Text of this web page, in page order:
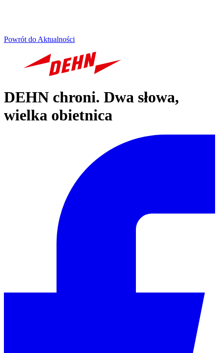
Powrót do Aktualności
DEHN chroni. Dwa słowa,
wielka obietnica